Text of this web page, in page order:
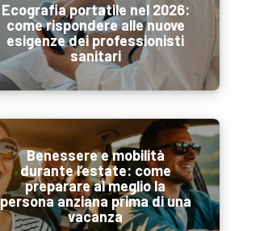
Ecografia portatile nel 2026:
come rispondere alle nuove
esigenze dei professionisti
sanitari
Benessere e mobilità
durante l’estate: come
preparare al meglio la
persona anziana prima di una
vacanza